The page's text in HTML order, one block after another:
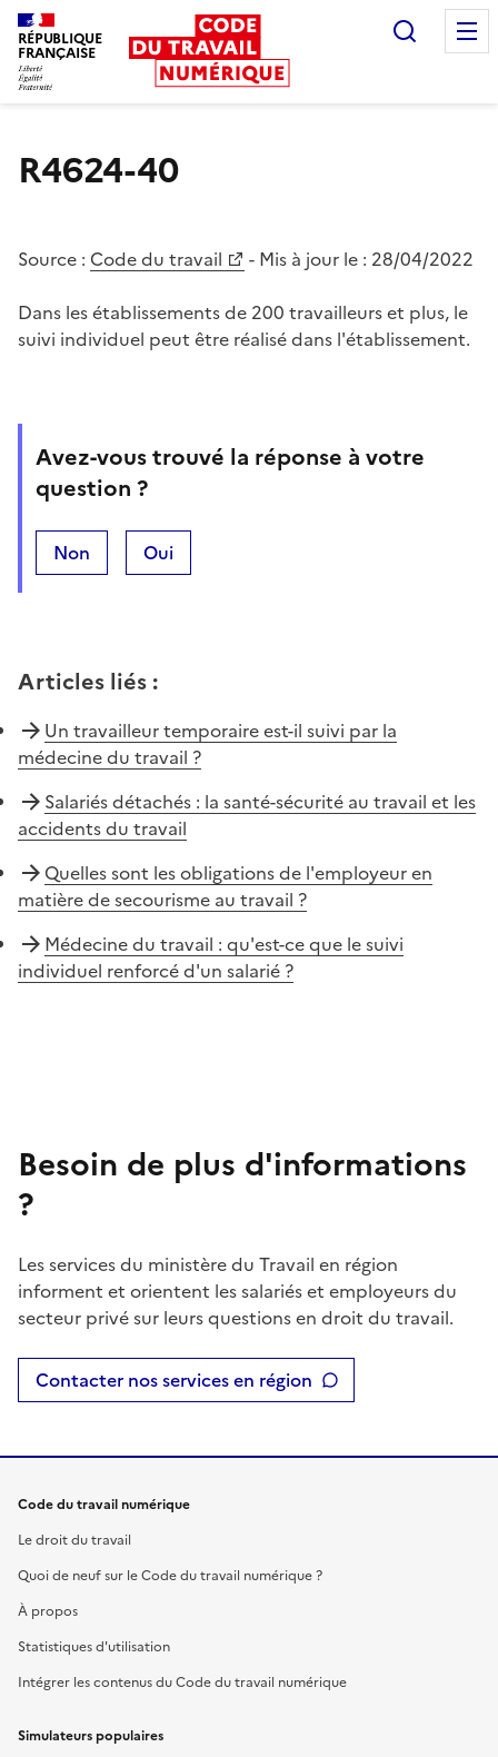
RÉPUBLIQUE
FRANÇAISE
R4624-40
Source : Code du travail - Mis à jour le : 28/04/2022
Dans les établissements de 200 travailleurs et plus, le
suivi individuel peut être réalisé dans l'établissement.
Avez-vous trouvé la réponse à votre
question ?
Non Oui
Articles liés :
Un travailleur temporaire est-il suivi par la
médecine du travail ?
Salariés détachés : la santé-sécurité au travail et les
accidents du travail
Quelles sont les obligations de l'employeur en
matière de secourisme au travail ?
Médecine du travail : qu'est-ce que le suivi
individuel renforcé d'un salarié ?
Besoin de plus d'informations
?
Les services du ministère du Travail en région
informent et orientent les salariés et employeurs du
secteur privé sur leurs questions en droit du travail.
Contacter nos services en région
Code du travail numérique
Le droit du travail
Quoi de neuf sur le Code du travail numérique ?
À propos
Statistiques d'utilisation
Intégrer les contenus du Code du travail numérique
Simulateurs populaires